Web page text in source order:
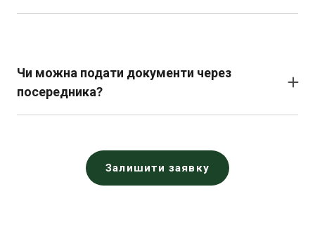
Чи можна подати документи через
посередника?
Залишити заявку